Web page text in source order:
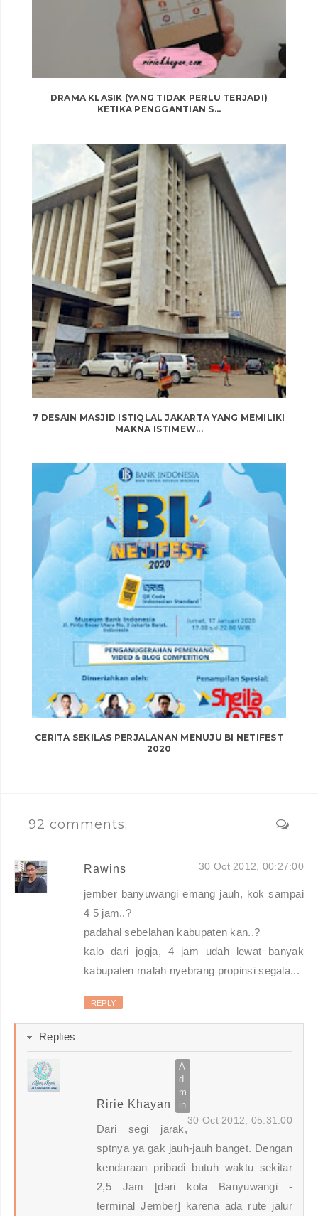
DRAMA KLASIK (YANG TIDAK PERLU TERJADI)
KETIKA PENGGANTIAN S...
7 DESAIN MASJID ISTIQLAL JAKARTA YANG MEMILIKI
MAKNA ISTIMEW...
CERITA SEKILAS PERJALANAN MENUJU BI NETIFEST
2020
92 comments:
Rawins 30 Oct 2012, 00:27:00
jember banyuwangi emang jauh, kok sampai
4 5 jam..?
padahal sebelahan kabupaten kan..?
kalo dari jogja, 4 jam udah lewat banyak
kabupaten malah nyebrang propinsi segala...
REPLY
Replies
Ririe Khayan
30 Oct 2012, 05:31:00
Dari segi jarak,
sptnya ya gak jauh-jauh banget. Dengan
kendaraan pribadi butuh waktu sekitar
2,5 Jam [dari kota Banyuwangi -
terminal Jember] karena ada rute jalur